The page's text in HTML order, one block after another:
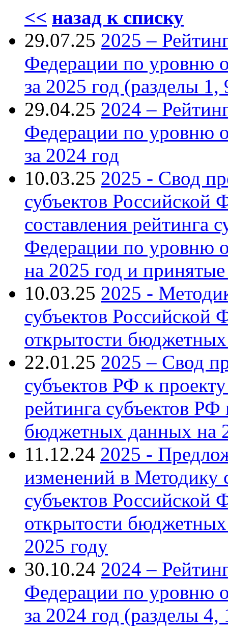
<< назад к списку
29.07.25 2025 –
Федерации по уровню
за 2025 год (разделы 1,
29.04.25 2024 –
Федерации по уровню
за 2024 год
10.03.25 2025 - Свод
субъектов Российской
составления рейтинга
Федерации по уровню
на 2025 год и
10.03.25 2025 -
субъектов
открытости
22.01.25 2025 – Свод
субъектов РФ к
рейтинга субъектов
бюджетных данных на
11.12.24 2025 -
изменений в Методику
субъектов
открытости
2025 году
30.10.24 2024 –
Федерации по уровню
за 2024 год (разделы 4,